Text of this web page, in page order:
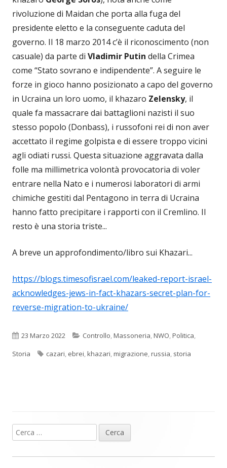
rivoluzione di Maidan che porta alla fuga del
presidente eletto e la conseguente caduta del
governo. Il 18 marzo 2014 c’è il riconoscimento (non
casuale) da parte di Vladimir Putin della Crimea
come “Stato sovrano e indipendente”. A seguire le
forze in gioco hanno posizionato a capo del governo
in Ucraina un loro uomo, il khazaro Zelensky, il
quale fa massacrare dai battaglioni nazisti il suo
stesso popolo (Donbass), i russofoni rei di non aver
accettato il regime golpista e di essere troppo vicini
agli odiati russi. Questa situazione aggravata dalla
folle ma millimetrica volontà provocatoria di voler
entrare nella Nato e i numerosi laboratori di armi
chimiche gestiti dal Pentagono in terra di Ucraina
hanno fatto precipitare i rapporti con il Cremlino. Il
resto è una storia triste...
A breve un approfondimento/libro sui Khazari...
https://blogs.timesofisrael.com/leaked-report-israel-
acknowledges-jews-in-fact-khazars-secret-plan-for-
reverse-migration-to-ukraine/
Pubblicato
23 Marzo 2022 Categorie
Controllo,Massoneria,NWO,Politica,
Storia
Tag
cazari, ebrei,khazari,migrazione,russia, storia
Barra
laterale
Ricerca
per: